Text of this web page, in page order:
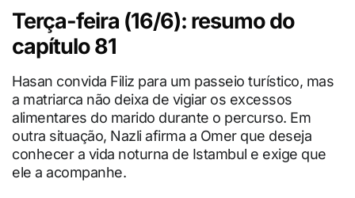
Terça-feira (16/6): resumo do
capítulo 81
Hasan convida Filiz para um passeio turístico, mas
a matriarca não deixa de vigiar os excessos
alimentares do marido durante o percurso. Em
outra situação, Nazli afirma a Omer que deseja
conhecer a vida noturna de Istambul e exige que
ele a acompanhe.